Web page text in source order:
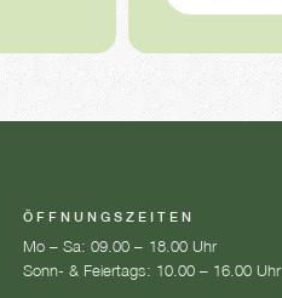
ÖFFNUNGSZEITEN
Mo – Sa: 09.00 – 18.00 Uhr
Sonn- & Feiertags: 10.00 – 16.00 Uhr